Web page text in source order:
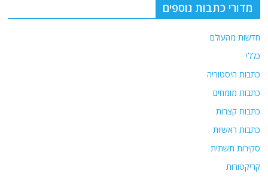
מדורי כתבות נוספים
חדשות מהעולם
כללי
כתבות היסטוריה
כתבות מומחים
כתבות קצרות
כתבות ראשיות
סקירות תשתית
קריקטורות